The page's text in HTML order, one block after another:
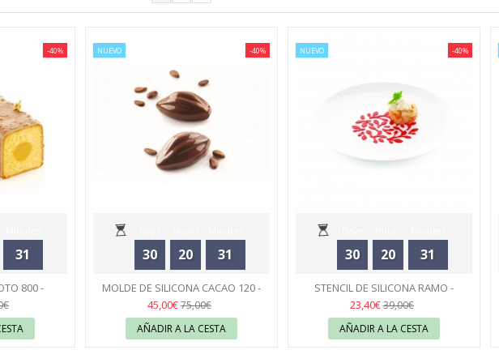
31
-40%
800 -
30 20 31
43
-40%
NUEVO
MOLDE DE SILICONA CACAO 120 -
SILIKOMART
45,00€75,00€
AÑADIR A LA CESTA
30 20 31
43
-40%
NUEVO
STENCIL DE SILICONA RAMO -
SILIKOMART
23,40€39,00€
AÑADIR A LA CESTA